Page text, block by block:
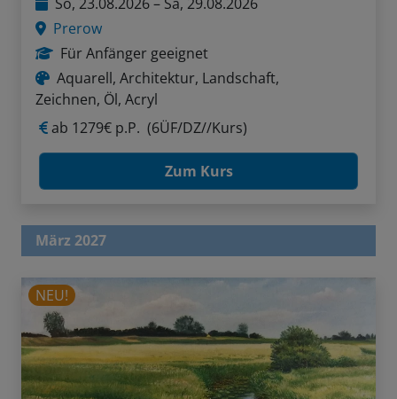
Prerow
Für Anfänger geeignet
Aquarell, Architektur, Landschaft,
Zeichnen, Öl, Acryl
ab 1279€ p.P. (6ÜF/DZ//Kurs)
Zum Kurs
März 2027
NEU!